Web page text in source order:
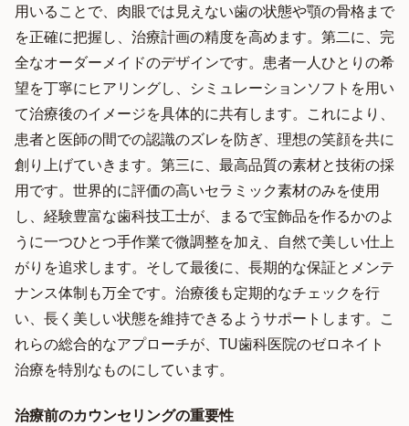
用いることで、肉眼では見えない歯の状態や顎の骨格まで
を正確に把握し、治療計画の精度を高めます。第二に、完
全なオーダーメイドのデザインです。患者一人ひとりの希
望を丁寧にヒアリングし、シミュレーションソフトを用い
て治療後のイメージを具体的に共有します。これにより、
患者と医師の間での認識のズレを防ぎ、理想の笑顔を共に
創り上げていきます。第三に、最高品質の素材と技術の採
用です。世界的に評価の高いセラミック素材のみを使用
し、経験豊富な歯科技工士が、まるで宝飾品を作るかのよ
うに一つひとつ手作業で微調整を加え、自然で美しい仕上
がりを追求します。そして最後に、長期的な保証とメンテ
ナンス体制も万全です。治療後も定期的なチェックを行
い、長く美しい状態を維持できるようサポートします。こ
れらの総合的なアプローチが、TU歯科医院のゼロネイト
治療を特別なものにしています。
治療前のカウンセリングの重要性